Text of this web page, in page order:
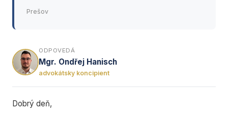
Prešov
ODPOVEDÁ
Mgr. Ondřej Hanisch
advokátsky koncipient
Dobrý deň,